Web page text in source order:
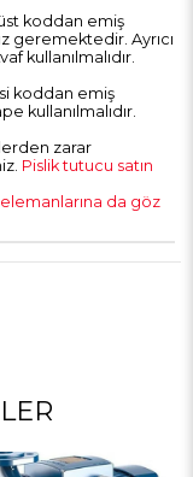
koddan emiş
geremektedir. Ayrıcı
kullanılmalıdır.
koddan emiş
kullanılmalıdır.
zarar
Pislik tutucu satın
da göz